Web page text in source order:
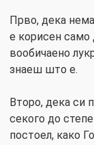
Прво, дека
е корисен само
вообичаено
знаеш што е.
Второ, дека си
секого до
постоел, како